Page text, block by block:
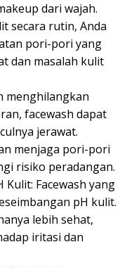
dari wajah.
secara rutin, Anda
pori-pori yang
dan masalah kulit
menghilangkan
facewash dapat
jerawat.
menjaga pori-pori
risiko peradangan.
Facewash yang
pH kulit.
lebih sehat,
iritasi dan